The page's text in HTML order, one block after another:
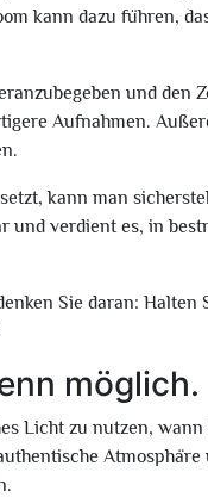
kann dazu führen,
und den
Aufnahmen.
kann man
und verdient es, in
Sie daran: Halten
möglich.
Licht zu nutzen,
Atmosphäre